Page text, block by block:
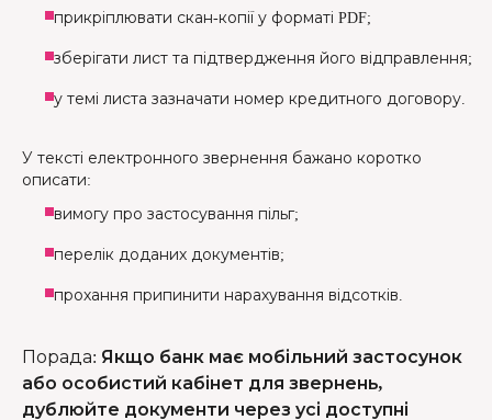
прикріплювати скан-копії у форматі PDF;
зберігати лист та підтвердження його відправлення;
у темі листа зазначати номер кредитного договору.
У тексті електронного звернення бажано коротко
описати:
вимогу про застосування пільг;
перелік доданих документів;
прохання припинити нарахування відсотків.
Порада: Якщо банк має мобільний застосунок
або особистий кабінет для звернень,
дублюйте документи через усі доступні